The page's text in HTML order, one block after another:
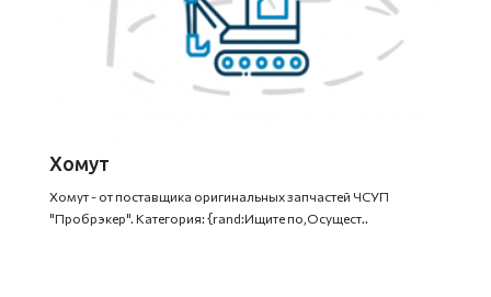
Хомут
Хомут - от поставщика оригинальных запчастей ЧСУП
"Пробрэкер". Категория: {rand:Ищите по,Осущест..